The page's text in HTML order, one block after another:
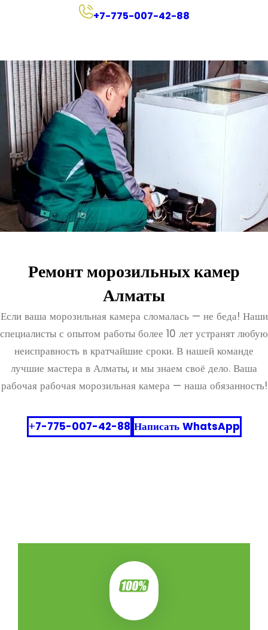
+7-775-007-42-88
Ремонт морозильных камер
Алматы
Если ваша морозильная камера сломалась — не беда! Наши
специалисты с опытом работы более 10 лет устранят любую
неисправность в кратчайшие сроки. В нашей команде
лучшие мастера в Алматы, и мы знаем своё дело. Ваша
рабочая рабочая морозильная камера — наша обязанность!
+7-775-007-42-88 Написать WhatsApp